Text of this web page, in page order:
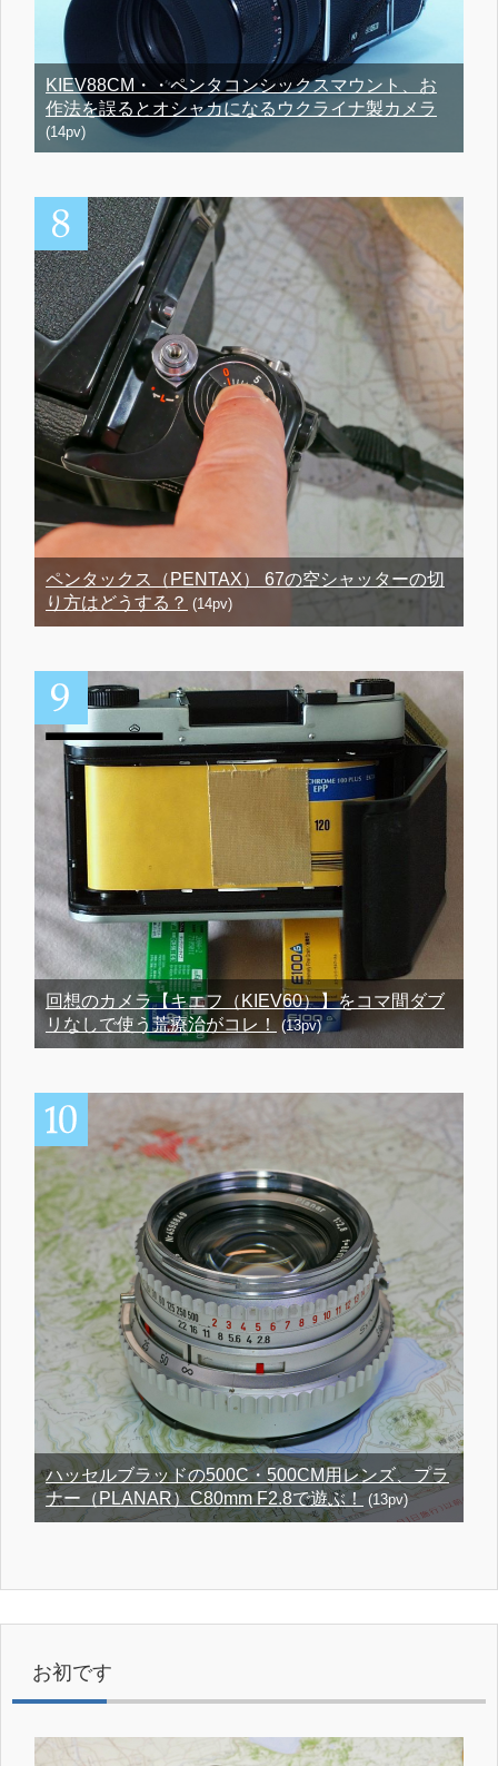
KIEV88CM・・ペンタコンシックスマウント、お
作法を誤るとオシャカになるウクライナ製カメラ
(14pv)
ペンタックス（PENTAX） 67の空シャッターの切
り方はどうする？ (14pv)
回想のカメラ【キエフ（KIEV60）】をコマ間ダブ
リなしで使う荒療治がコレ！
(13pv)
ハッセルブラッドの500C・500CM用レンズ、プラ
ナー（PLANAR）C80mm F2.8で遊ぶ！
(13pv)
お初です